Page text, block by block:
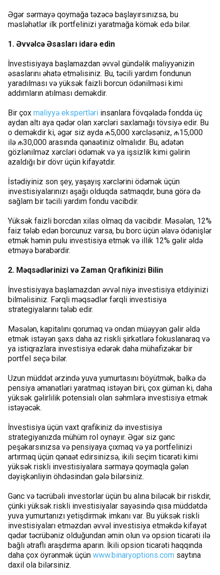
Əgər sərmayə qoymağa təzəcə başlayırsınızsa, bu
məsləhətlər ilk portfelinizi yaratmağa kömək edə bilər.
1. Əvvəlcə Əsasları idarə edin
İnvestisiyaya başlamazdan əvvəl gündəlik maliyyənizin
əsaslarını əhatə etməlisiniz. Bu, təcili yardım fondunun
yaradılması və yüksək faizli borcun ödənilməsi kimi
addımların atılması deməkdir.
Bir çox maliyyə ekspertləri insanlara fövqəladə fondda üç
aydan altı aya qədər olan xərcləri saxlamağı tövsiyə edir. Bu
o deməkdir ki, əgər siz ayda ₼5,000 xərcləsəniz, ₼15,000
ilə ₼30,000 arasında qənaətiniz olmalıdır. Bu, adətən
gözlənilməz xərcləri ödəmək və ya işsizlik kimi gəlirin
azaldığı bir dövr üçün kifayətdir.
İstədiyiniz son şey, yaşayış xərclərini ödəmək üçün
investisiyalarınızı aşağı olduqda satmaqdır, buna görə də
sağlam bir təcili yardım fondu vacibdir.
Yüksək faizli borcdan xilas olmaq da vacibdir. Məsələn, 12%
faiz tələb edən borcunuz varsa, bu borc üçün əlavə ödənişlər
etmək həmin pulu investisiya etmək və illik 12% gəlir əldə
etməyə bərabərdir.
2. Məqsədlərinizi və Zaman Qrafikinizi Bilin
İnvestisiyaya başlamazdan əvvəl niyə investisiya etdiyinizi
bilməlisiniz. Fərqli məqsədlər fərqli investisiya
strategiyalarını tələb edir.
Məsələn, kapitalını qorumaq və ondan müəyyən gəlir əldə
etmək istəyən şəxs daha az riskli şirkətlərə fokuslanaraq və
ya istiqrazlara investisiya edərək daha mühafizəkar bir
portfel seçə bilər.
Uzun müddət ərzində yuva yumurtasını böyütmək, bəlkə də
pensiya əmanətləri yaratmaq istəyən biri, çox güman ki, daha
yüksək gəlirlilik potensialı olan səhmlərə investisiya etmək
istəyəcək.
İnvestisiya üçün vaxt qrafikiniz də investisiya
strategiyanızda mühüm rol oynayır. Əgər siz gənc
peşəkarsınızsa və pensiyaya çıxmaq və ya portfelinizi
artırmaq üçün qənaət edirsinizsə, ikili seçim ticarəti kimi
yüksək riskli investisiyalara sərmayə qoymaqla gələn
dəyişkənliyin öhdəsindən gələ bilərsiniz.
Gənc və təcrübəli investorlar üçün bu alına biləcək bir riskdir,
çünki yüksək riskli investisiyalar sayəsində qısa müddətdə
yuva yumurtanızı yetişdirmək imkanı var. Bu yüksək riskli
investisiyaları etməzdən əvvəl investisiya etməkdə kifayət
qədər təcrübəniz olduğundan əmin olun və opsion ticarəti ilə
bağlı ətraflı araşdırma aparın. İkili opsion ticarəti haqqında
daha çox öyrənmək üçün www.binaryoptions.com saytına
daxil ola bilərsiniz.